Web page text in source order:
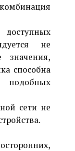
не
значения,
способна
сети не